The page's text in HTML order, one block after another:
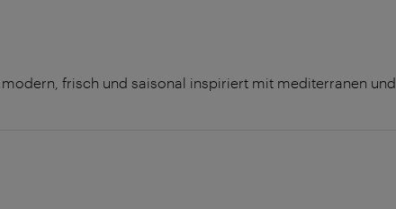
frisch und saisonal inspiriert mit mediterranen und